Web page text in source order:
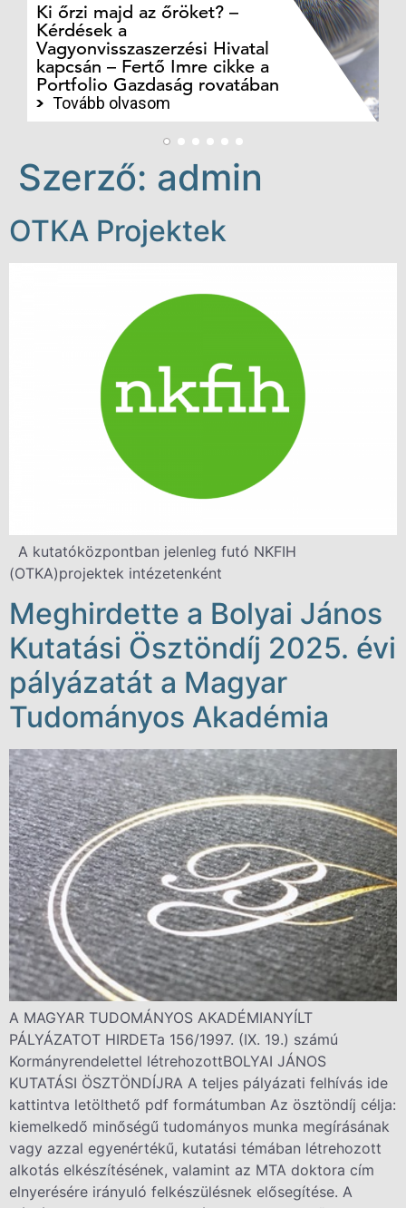
Ki őrzi majd az őröket? –
Kérdések a
Vagyonvisszaszerzési Hivatal
kapcsán – Fertő Imre cikke a
Portfolio Gazdaság rovatában
Tovább olvasom
Szerző: admin
OTKA Projektek
A kutatóközpontban jelenleg futó NKFIH
(OTKA)projektek intézetenként
Meghirdette a Bolyai János
Kutatási Ösztöndíj 2025. évi
pályázatát a Magyar
Tudományos Akadémia
A MAGYAR TUDOMÁNYOS AKADÉMIANYÍLT
PÁLYÁZATOT HIRDETa 156/1997. (IX. 19.) számú
Kormányrendelettel létrehozottBOLYAI JÁNOS
KUTATÁSI ÖSZTÖNDÍJRA A teljes pályázati felhívás ide
kattintva letölthető pdf formátumban Az ösztöndíj célja:
kiemelkedő minőségű tudományos munka megírásának
vagy azzal egyenértékű, kutatási témában létrehozott
alkotás elkészítésének, valamint az MTA doktora cím
elnyerésére irányuló felkészülésnek elősegítése. A